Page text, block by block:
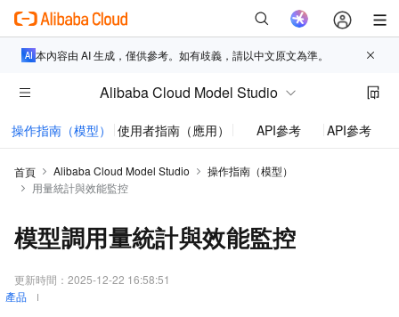
本內容由 AI 生成，僅供參考。如有歧義，請以中文原文為準。
Alibaba Cloud Model Studio
操作指南（模型） 使用者指南（應用） API參考 API參考（
首頁 Alibaba Cloud Model Studio
操作指南（模型）
用量統計與效能監控
模型調用量統計與效能監控
更新時間： 2025-12-22 16:58:51
產品